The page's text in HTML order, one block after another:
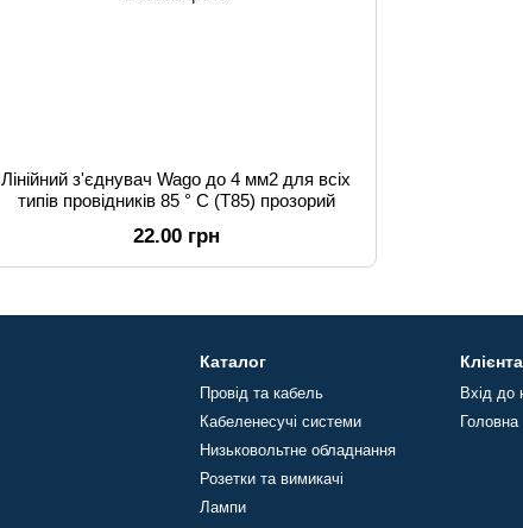
Лінійний з'єднувач Wago до 4 мм2 для всіх
типів провідників 85 ° C (T85) прозорий
22.00 грн
Каталог
Провід та кабель
Кабеленесучі системи
Низьковольтне обладнання
Розетки та вимикачі
Лампи
Вхід до
Головна